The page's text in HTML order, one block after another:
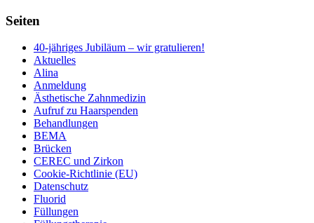
Seiten
40-jähriges Jubiläum – wir gratulieren!
Aktuelles
Alina
Anmeldung
Ästhetische Zahnmedizin
Aufruf zu Haarspenden
Behandlungen
BEMA
Brücken
CEREC und Zirkon
Cookie-Richtlinie (EU)
Datenschutz
Fluorid
Füllungen